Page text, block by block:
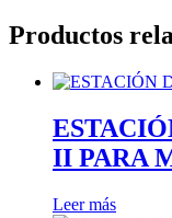
Productos
II PARA
Leer más